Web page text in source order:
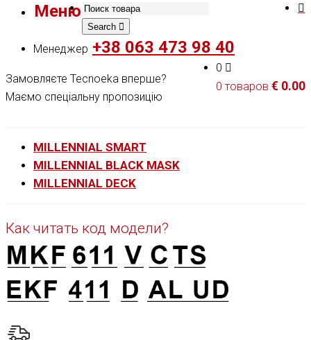
Меню
Search
Менеджер +38 063 473 98 40
0
0 товаров € 0.00
Замовляєте Tecnoeka вперше?
Маємо спеціальну пропозицію
MILLENNIAL SMART
MILLENNIAL BLACK MASK
MILLENNIAL DECK
Как читать код модели?